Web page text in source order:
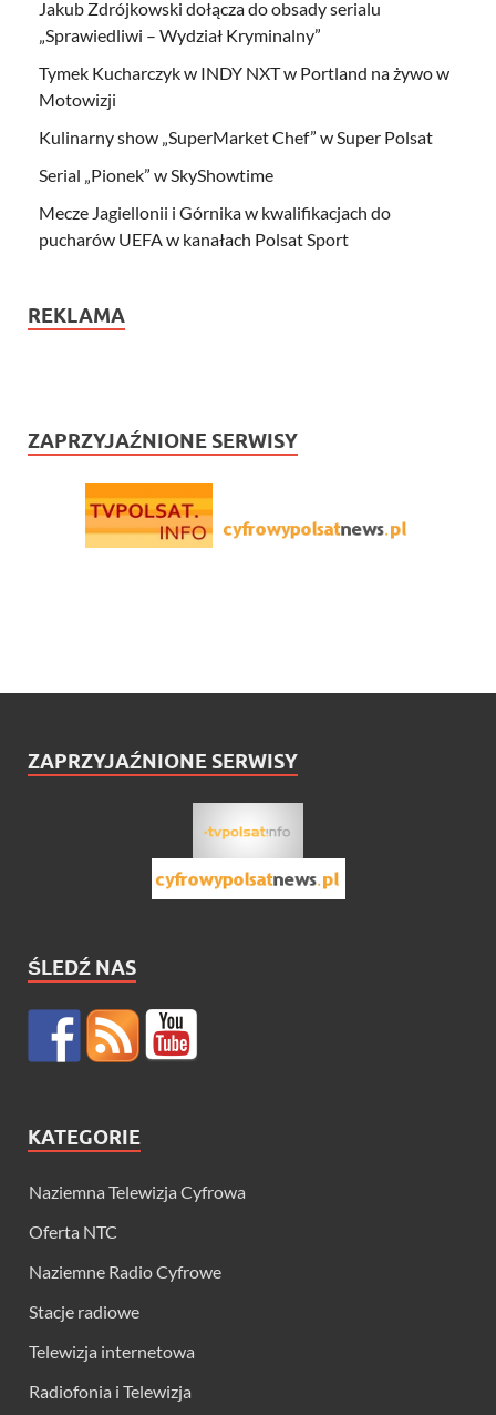
Jakub Zdrójkowski dołącza do obsady serialu
„Sprawiedliwi – Wydział Kryminalny”
Tymek Kucharczyk w INDY NXT w Portland na żywo w
Motowizji
Kulinarny show „SuperMarket Chef” w Super Polsat
Serial „Pionek” w SkyShowtime
Mecze Jagiellonii i Górnika w kwalifikacjach do
pucharów UEFA w kanałach Polsat Sport
REKLAMA
ZAPRZYJAŹNIONE SERWISY
ZAPRZYJAŹNIONE SERWISY
ŚLEDŹ NAS
KATEGORIE
Naziemna Telewizja Cyfrowa
Oferta NTC
Naziemne Radio Cyfrowe
Stacje radiowe
Telewizja internetowa
Radiofonia i Telewizja